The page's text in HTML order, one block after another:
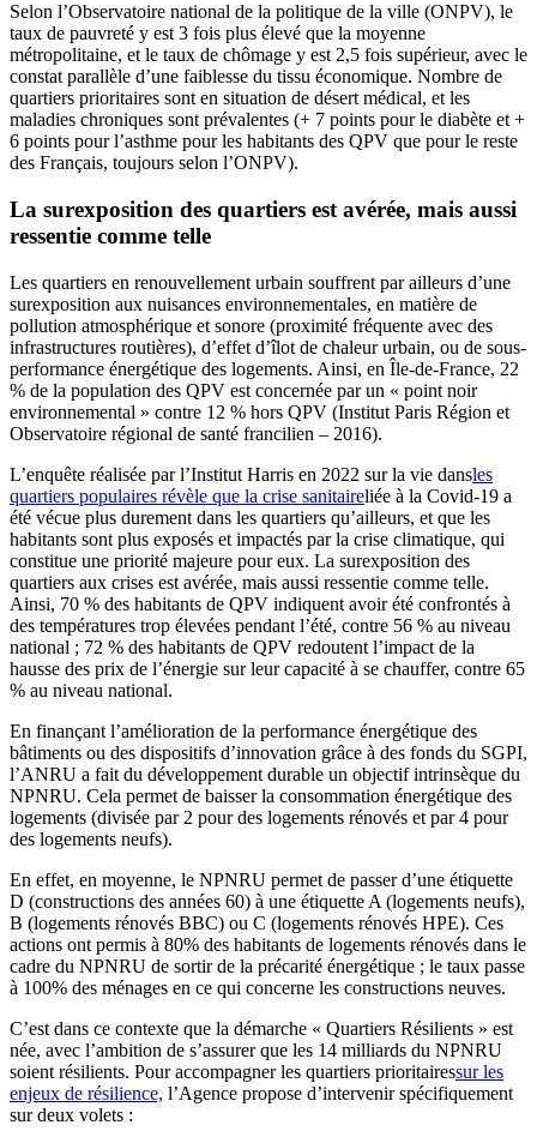
Selon l’Observatoire national de la politique de la ville (ONPV), le
taux de pauvreté y est 3 fois plus élevé que la moyenne
métropolitaine, et le taux de chômage y est 2,5 fois supérieur, avec le
constat parallèle d’une faiblesse du tissu économique. Nombre de
quartiers prioritaires sont en situation de désert médical, et les
maladies chroniques sont prévalentes (+ 7 points pour le diabète et +
6 points pour l’asthme pour les habitants des QPV que pour le reste
des Français, toujours selon l’ONPV).
La surexposition des quartiers est avérée, mais aussi
ressentie comme telle
Les quartiers en renouvellement urbain souffrent par ailleurs d’une
surexposition aux nuisances environnementales, en matière de
pollution atmosphérique et sonore (proximité fréquente avec des
infrastructures routières), d’effet d’îlot de chaleur urbain, ou de sous-
performance énergétique des logements. Ainsi, en Île-de-France, 22
% de la population des QPV est concernée par un « point noir
environnemental » contre 12 % hors QPV (Institut Paris Région et
Observatoire régional de santé francilien – 2016).
L’enquête réalisée par l’Institut Harris en 2022 sur la vie dansles
quartiers populaires révèle que la crise sanitaireliée à la Covid-19 a
été vécue plus durement dans les quartiers qu’ailleurs, et que les
habitants sont plus exposés et impactés par la crise climatique, qui
constitue une priorité majeure pour eux. La surexposition des
quartiers aux crises est avérée, mais aussi ressentie comme telle.
Ainsi, 70 % des habitants de QPV indiquent avoir été confrontés à
des températures trop élevées pendant l’été, contre 56 % au niveau
national ; 72 % des habitants de QPV redoutent l’impact de la
hausse des prix de l’énergie sur leur capacité à se chauffer, contre 65
% au niveau national.
En finançant l’amélioration de la performance énergétique des
bâtiments ou des dispositifs d’innovation grâce à des fonds du SGPI,
l’ANRU a fait du développement durable un objectif intrinsèque du
NPNRU. Cela permet de baisser la consommation énergétique des
logements (divisée par 2 pour des logements rénovés et par 4 pour
des logements neufs).
En effet, en moyenne, le NPNRU permet de passer d’une étiquette
D (constructions des années 60) à une étiquette A (logements neufs),
B (logements rénovés BBC) ou C (logements rénovés HPE). Ces
actions ont permis à 80% des habitants de logements rénovés dans le
cadre du NPNRU de sortir de la précarité énergétique ; le taux passe
à 100% des ménages en ce qui concerne les constructions neuves.
C’est dans ce contexte que la démarche « Quartiers Résilients » est
née, avec l’ambition de s’assurer que les 14 milliards du NPNRU
soient résilients. Pour accompagner les quartiers prioritairessur les
enjeux de résilience, l’Agence propose d’intervenir spécifiquement
sur deux volets :